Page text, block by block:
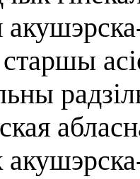
старшы